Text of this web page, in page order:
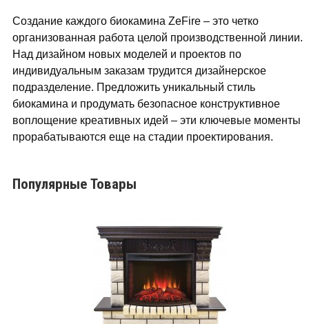
Создание каждого биокамина ZeFire – это четко
организованная работа целой производственной линии.
Над дизайном новых моделей и проектов по
индивидуальным заказам трудится дизайнерское
подразделение. Предложить уникальный стиль
биокамина и продумать безопасное конструктивное
воплощение креативных идей – эти ключевые моменты
прорабатываются еще на стадии проектирования.
Популярные Товары